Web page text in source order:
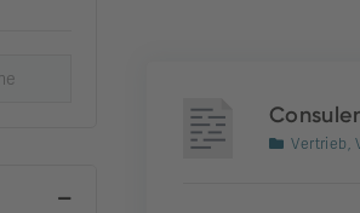
Vertrieb,